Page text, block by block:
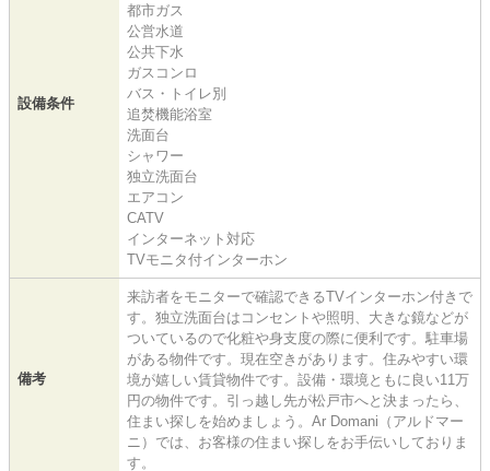
設備条件
都市ガス
公営水道
公共下水
ガスコンロ
バス・トイレ別
追焚機能浴室
洗面台
シャワー
独立洗面台
エアコン
CATV
インターネット対応
TVモニタ付インターホン
備考
来訪者をモニターで確認できるTVインターホン付きで
す。独立洗面台はコンセントや照明、大きな鏡などが
ついているので化粧や身支度の際に便利です。駐車場
がある物件です。現在空きがあります。住みやすい環
境が嬉しい賃貸物件です。設備・環境ともに良い11万
円の物件です。引っ越し先が松戸市へと決まったら、
住まい探しを始めましょう。Ar Domani（アルドマー
ニ）では、お客様の住まい探しをお手伝いしておりま
す。